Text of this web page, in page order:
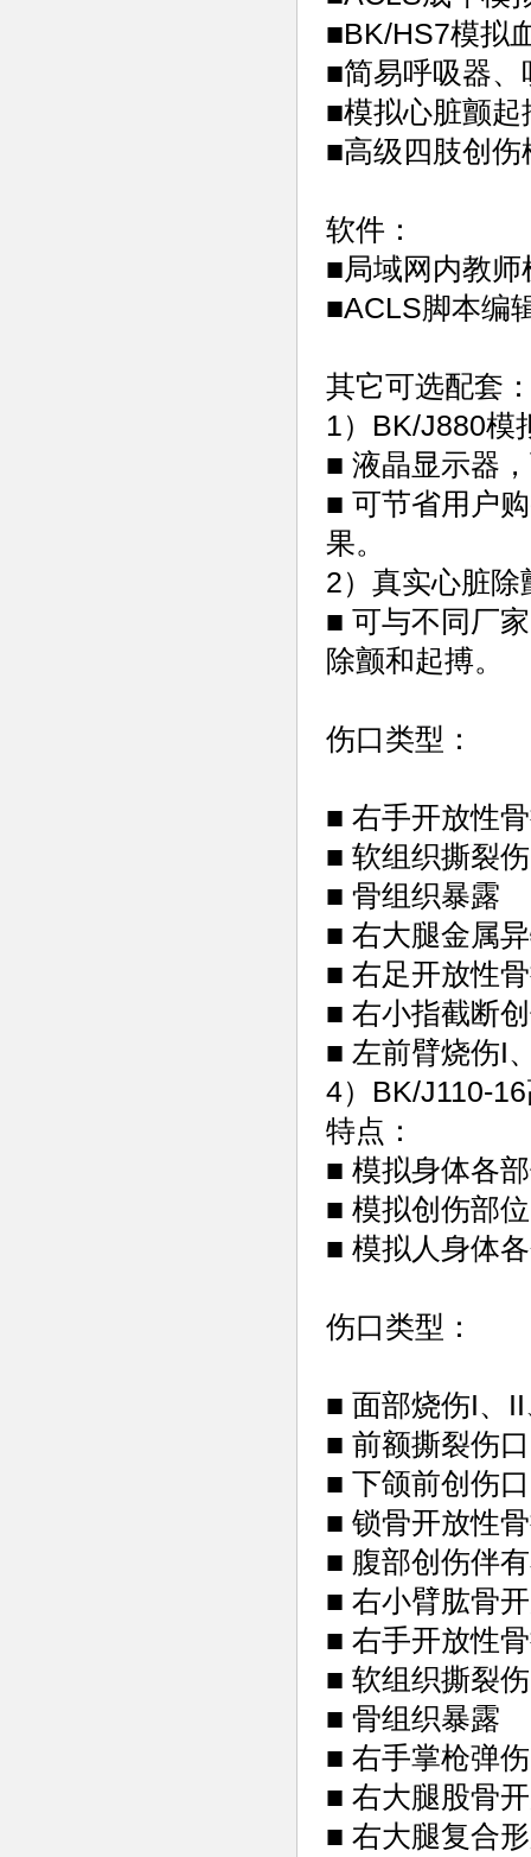
■BK/HS7模拟
■简易呼吸器
■模拟心脏颤起
■高级四肢创伤
软件：
■局域网内教
■ACLS脚本编
其它可选配套
1）BK/J880模
■ 液晶显示器
■ 可节省用户
果。
2）真实心脏除
■ 可与不同厂
除颤和起搏。
伤口类型：
■ 右手开放性
■ 软组织撕裂
■ 骨组织暴露
■ 右大腿金属
■ 右足开放性
■ 右小指截断
■ 左前臂烧伤I
4）BK/J110-
特点：
■ 模拟身体各
■ 模拟创伤部
■ 模拟人身体
伤口类型：
■ 面部烧伤I、
■ 前额撕裂伤口
■ 下颌前创伤口
■ 锁骨开放性
■ 腹部创伤伴
■ 右小臂肱骨
■ 右手开放性
■ 软组织撕裂
■ 骨组织暴露
■ 右手掌枪弹
■ 右大腿股骨
■ 右大腿复合